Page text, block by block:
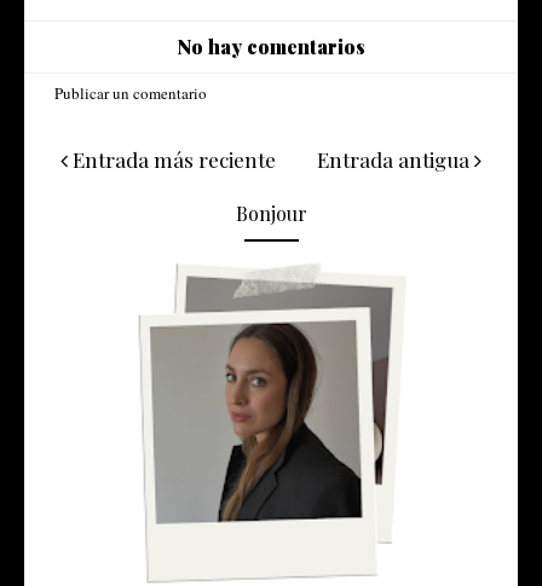
No hay comentarios
Publicar un comentario
Entrada más reciente Entrada antigua
Bonjour